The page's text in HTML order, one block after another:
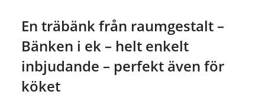
En träbänk från raumgestalt –
Bänken i ek – helt enkelt
inbjudande – perfekt även för
köket